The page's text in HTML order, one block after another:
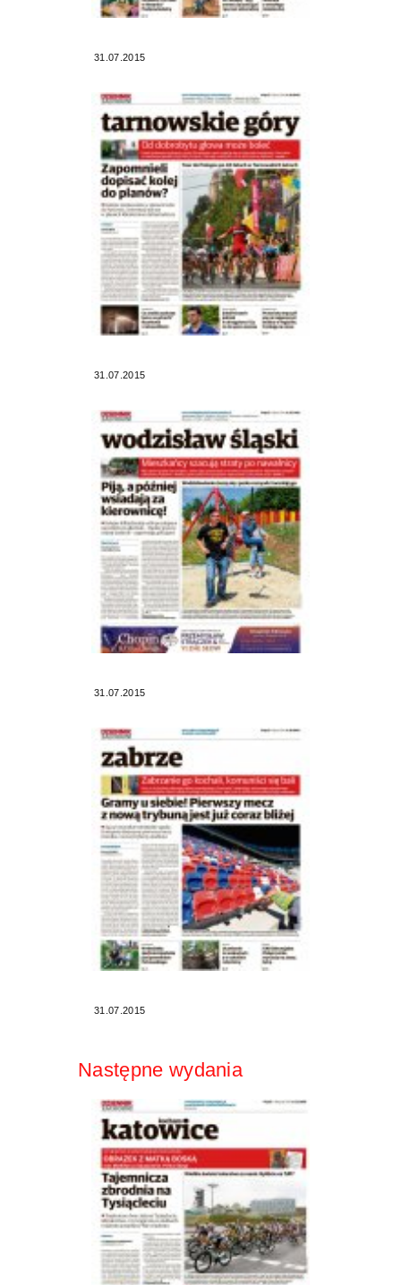
31.07.2015
31.07.2015
31.07.2015
31.07.2015
Następne wydania